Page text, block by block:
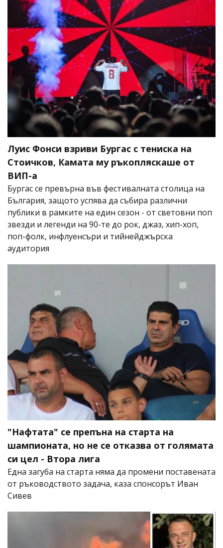
Луис Фонси взриви Бургас с тениска на
Стоичков, Камата му ръкопляскаше от
ВИП-а
Бургас се превърна във фестивалната столица на
България, защото успява да събира различни
публики в рамките на един сезон - от световни поп
звезди и легенди на 90-те до рок, джаз, хип-хоп,
поп-фолк, инфлуенсъри и тийнейджърска
аудитория
"Нафтата" се препъна на старта на
шампионата, но не се отказва от голямата
си цел - Втора лига
Една загуба на старта няма да промени поставената
от ръководството задача, каза спонсорът Иван
Сивев